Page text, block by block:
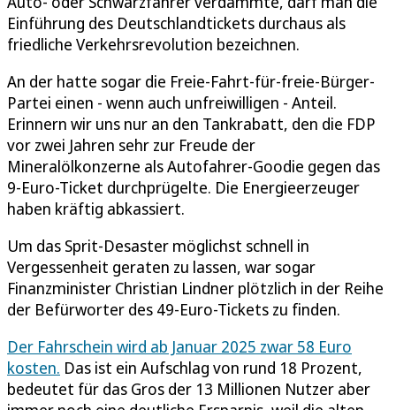
Einführung des Deutschlandtickets durchaus als
friedliche Verkehrsrevolution bezeichnen.
An der hatte sogar die Freie-Fahrt-für-freie-Bürger-
Partei einen - wenn auch unfreiwilligen - Anteil.
Erinnern wir uns nur an den Tankrabatt, den die FDP
vor zwei Jahren sehr zur Freude der
Mineralölkonzerne als Autofahrer-Goodie gegen das
9-Euro-Ticket durchprügelte. Die Energieerzeuger
haben kräftig abkassiert.
Um das Sprit-Desaster möglichst schnell in
Vergessenheit geraten zu lassen, war sogar
Finanzminister Christian Lindner plötzlich in der Reihe
der Befürworter des 49-Euro-Tickets zu finden.
Der Fahrschein wird ab Januar 2025 zwar 58 Euro
kosten. Das ist ein Aufschlag von rund 18 Prozent,
bedeutet für das Gros der 13 Millionen Nutzer aber